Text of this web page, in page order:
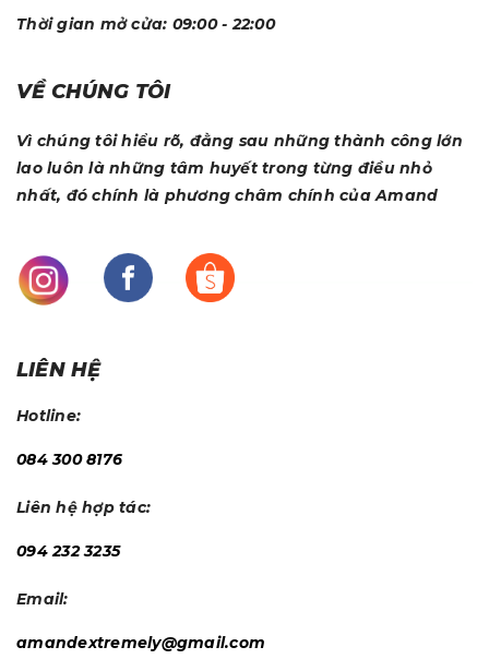
Thời gian mở cửa: 09:00 - 22:00
VỀ CHÚNG TÔI
Vì chúng tôi hiểu rõ, đằng sau những thành công lớn
lao luôn là những tâm huyết trong từng điều nhỏ
nhất, đó chính là phương châm chính của Amand
LIÊN HỆ
Hotline:
084 300 8176
Liên hệ hợp tác:
094 232 3235
Email:
amandextremely@gmail.com